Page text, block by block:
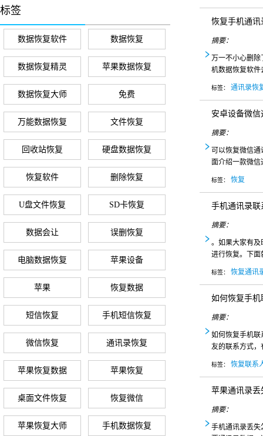
标签
数据恢复软件 数据恢复
数据恢复精灵 苹果数据恢复
数据恢复大师 免费
万能数据恢复 文件恢复
回收站恢复 硬盘数据恢复
恢复软件 删除恢复
U盘文件恢复 SD卡恢复
数据会让 误删恢复
电脑数据恢复 苹果设备
苹果 恢复数据
短信恢复 手机短信恢复
微信恢复 通讯录恢复
苹果恢复数据 苹果恢复
桌面文件恢复 恢复微信
苹果恢复大师 手机数据恢复
恢复手机通讯
摘要：
万一不小心删
机数据恢复软件
标签： 通讯录恢
安卓设备微
摘要：
可以恢复微信
面介绍一款微信
标签： 恢复
手机通讯录
摘要：
。如果大家有及
进行恢复。下面
标签： 恢复通讯
如何恢复手机
摘要：
如何恢复手机联
友的联系方式，
标签： 恢复联系
苹果通讯录丢
摘要：
手机通讯录丢失